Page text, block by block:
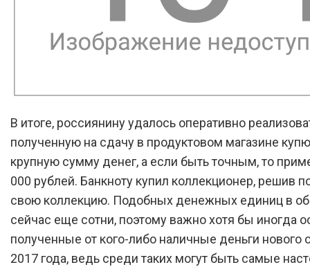
В итоге, россиянину удалось оперативно
полученную на сдачу в продуктовом магазине
крупную сумму денег, а если быть точным, то
000 рублей. Банкноту купил коллекционер, решив
свою коллекцию. Подобных денежных единиц в
сейчас еще сотни, поэтому важно хотя бы иногда
полученные от кого-либо наличные деньги нового
2017 года, ведь среди таких могут быть самые